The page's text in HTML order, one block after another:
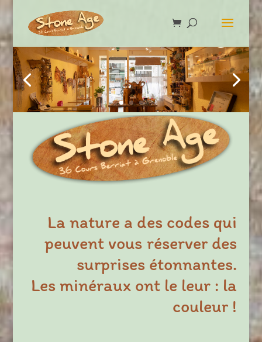
La nature a des codes qui
peuvent vous réserver des
surprises étonnantes.
Les minéraux ont le leur : la
couleur !